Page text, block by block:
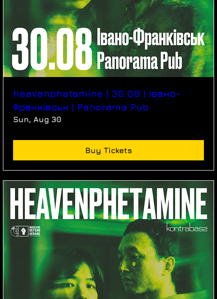
heavenphetamine | 30.08 | Івано-
Франківськ | Panorama Pub
Sun, Aug 30
Buy Tickets